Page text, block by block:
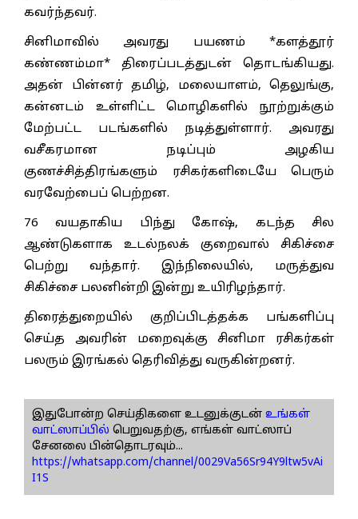
கவர்ந்தவர்.
சினிமாவில் அவரது பயணம் *களத்தூர்
கண்ணம்மா* திரைப்படத்துடன் தொடங்கியது.
அதன் பின்னர் தமிழ், மலையாளம், தெலுங்கு,
கன்னடம் உள்ளிட்ட மொழிகளில் நூற்றுக்கும்
மேற்பட்ட படங்களில் நடித்துள்ளார். அவரது
வசீகரமான நடிப்பும் அழகிய
குணச்சித்திரங்களும் ரசிகர்களிடையே பெரும்
வரவேற்பைப் பெற்றன.
76 வயதாகிய பிந்து கோஷ், கடந்த சில
ஆண்டுகளாக உடல்நலக் குறைவால் சிகிச்சை
பெற்று வந்தார். இந்நிலையில், மருத்துவ
சிகிச்சை பலனின்றி இன்று உயிரிழந்தார்.
திரைத்துறையில் குறிப்பிடத்தக்க பங்களிப்பு
செய்த அவரின் மறைவுக்கு சினிமா ரசிகர்கள்
பலரும் இரங்கல் தெரிவித்து வருகின்றனர்.
இதுபோன்ற செய்திகளை உடனுக்குடன் உங்கள்
வாட்ஸாப்பில் பெறுவதற்கு, எங்கள் வாட்ஸாப்
சேனலை பின்தொடரவும்...
https://whatsapp.com/channel/0029Va56Sr94Y9ltw5vAi
I1S